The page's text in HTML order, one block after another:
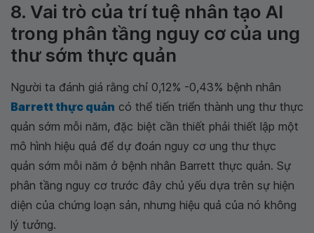
8. Vai trò của trí tuệ nhân tạo AI
trong phân tầng nguy cơ của ung
thư sớm thực quản
Người ta đánh giá rằng chỉ 0,12% -0,43% bệnh nhân
Barrett thực quản có thể tiến triển thành ung thư thực
quản sớm mỗi năm, đặc biệt cần thiết phải thiết lập một
mô hình hiệu quả để dự đoán nguy cơ ung thư thực
quản sớm mỗi năm ở bệnh nhân Barrett thực quản. Sự
phân tầng nguy cơ trước đây chủ yếu dựa trên sự hiện
diện của chứng loạn sản, nhưng hiệu quả của nó không
lý tưởng.